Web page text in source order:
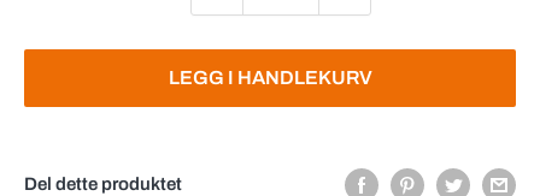
LEGG I HANDLEKURV
Del dette produktet